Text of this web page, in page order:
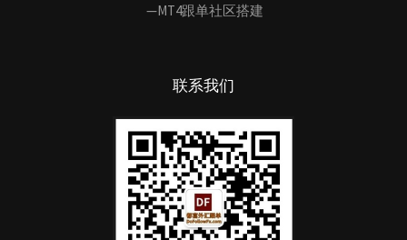
—MT4跟单社区搭建
联系我们